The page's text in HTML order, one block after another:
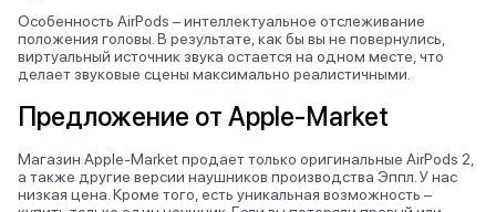
Особенность AirPods – интеллектуальное отслеживание
положения головы. В результате, как бы вы не повернулись,
виртуальный источник звука остается на одном месте, что
делает звуковые сцены максимально реалистичными.
Предложение от Apple-Market
Магазин Apple-Market продает только оригинальные AirPods 2,
а также другие версии наушников производства Эппл. У нас
низкая цена. Кроме того, есть уникальная возможность –